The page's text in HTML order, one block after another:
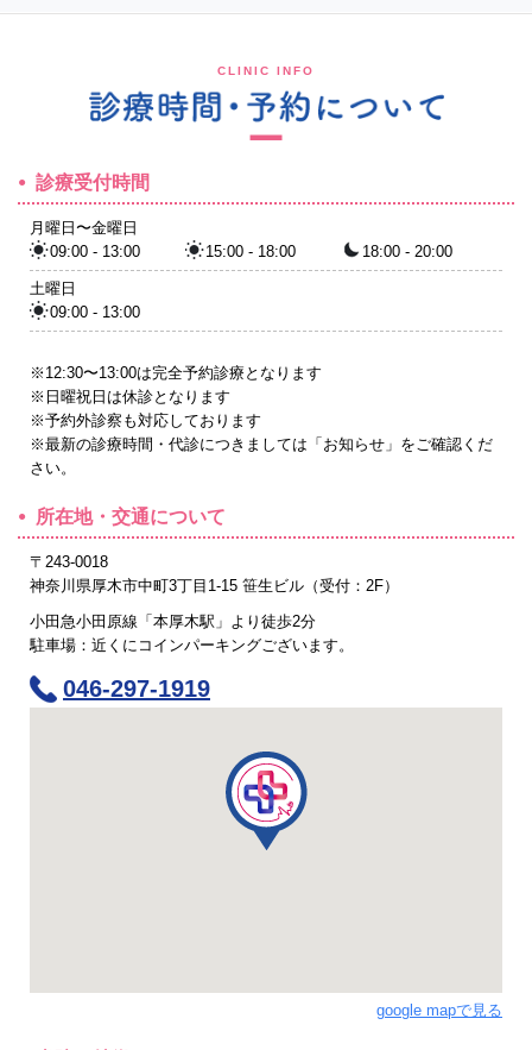
CLINIC INFO
診療受付時間
月曜日〜金曜日
09:00 - 13:00
15:00 - 18:00 18:00 - 20:00
土曜日
09:00 - 13:00
※12:30〜13:00は完全予約診療となります
※日曜祝日は休診となります
※予約外診察も対応しております
※最新の診療時間・代診につきましては「お知らせ」をご確認くだ
さい。
所在地・交通について
〒243-0018
神奈川県厚木市中町3丁目1-15 笹生ビル（受付：2F）
小田急小田原線「本厚木駅」より徒歩2分
駐車場：近くにコインパーキングございます。
046-297-1919
google mapで見る